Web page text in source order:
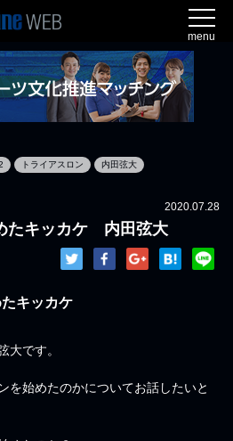
menu
トライアスロン
内田弦大
2020.07.28
たキッカケ 内田弦大
キッカケ
大です。
を始めたのかについてお話したいと